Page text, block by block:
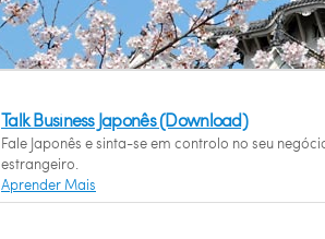
Talk Business Japonês (Download)
Fale Japonês e sinta-se em controlo no seu
estrangeiro.
Aprender Mais